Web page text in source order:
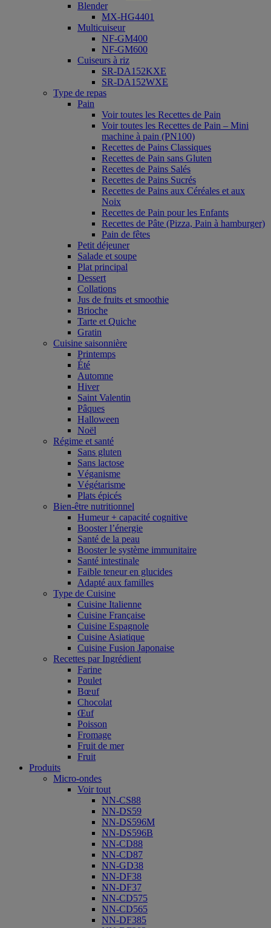
Blender
MX-HG4401
Multicuiseur
NF-GM400
NF-GM600
Cuiseurs à riz
SR-DA152KXE
SR-DA152WXE
Type de repas
Pain
Voir toutes les Recettes de Pain
Voir toutes les Recettes de Pain – Mini
machine à pain (PN100)
Recettes de Pains Classiques
Recettes de Pain sans Gluten
Recettes de Pains Salés
Recettes de Pains Sucrés
Recettes de Pains aux Céréales et aux
Noix
Recettes de Pain pour les Enfants
Recettes de Pâte (Pizza, Pain à hamburger)
Pain de fêtes
Petit déjeuner
Salade et soupe
Plat principal
Dessert
Collations
Jus de fruits et smoothie
Brioche
Tarte et Quiche
Gratin
Cuisine saisonnière
Printemps
Été
Automne
Hiver
Saint Valentin
Pâques
Halloween
Noël
Régime et santé
Sans gluten
Sans lactose
Véganisme
Végétarisme
Plats épicés
Bien-être nutritionnel
Humeur + capacité cognitive
Booster l’énergie
Santé de la peau
Booster le système immunitaire
Santé intestinale
Faible teneur en glucides
Adapté aux familles
Type de Cuisine
Cuisine Italienne
Cuisine Française
Cuisine Espagnole
Cuisine Asiatique
Cuisine Fusion Japonaise
Recettes par Ingrédient
Farine
Poulet
Bœuf
Chocolat
Œuf
Poisson
Fromage
Fruit de mer
Fruit
Produits
Micro-ondes
Voir tout
NN-CS88
NN-DS59
NN-DS596M
NN-DS596B
NN-CD88
NN-CD87
NN-GD38
NN-DF38
NN-DF37
NN-CD575
NN-CD565
NN-DF385